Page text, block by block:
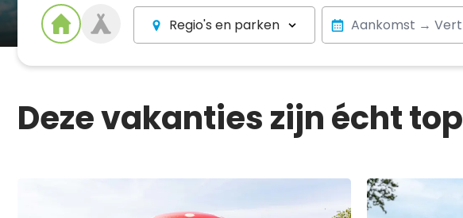
Regio's en parken
Deze vakanties zijn écht top